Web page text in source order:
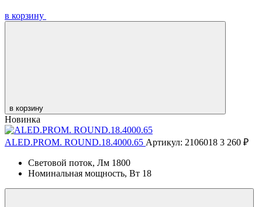
в корзину
в корзину
Новинка
ALED.PROM. ROUND.18.4000.65 Артикул: 2106018 3 260 ₽
Световой поток, Лм 1800
Номинальная мощность, Вт 18